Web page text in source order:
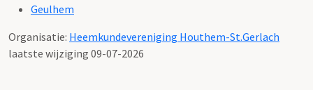
Geulhem
Organisatie: Heemkundevereniging Houthem-St.Gerlach
laatste wijziging 09-07-2026